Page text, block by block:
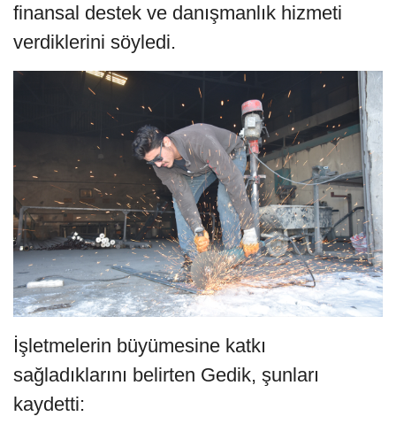
finansal destek ve danışmanlık hizmeti
verdiklerini söyledi.
İşletmelerin büyümesine katkı
sağladıklarını belirten Gedik, şunları
kaydetti: